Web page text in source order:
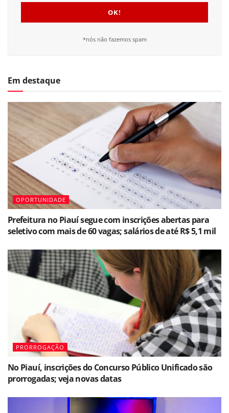
*nós não fazemos spam
Em destaque
OPORTUNIDADE
Prefeitura no Piauí segue com inscrições abertas para
seletivo com mais de 60 vagas; salários de até R$ 5,1 mil
PRORROGAÇÃO
No Piauí, inscrições do Concurso Público Unificado são
prorrogadas; veja novas datas